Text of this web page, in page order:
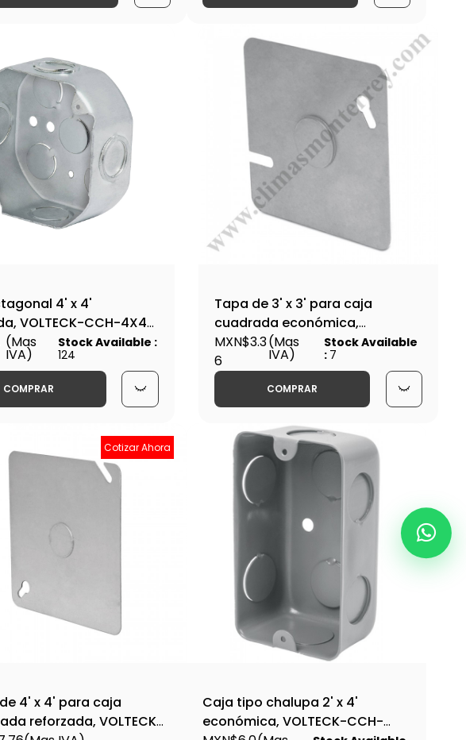
4' x 4'
VOLTECK-CCH-4X4O
(Mas
IVA)
Stock Available :
124
COMPRAR
Tapa de 3' x 3' para caja
cuadrada económica,
VOLTECK-TACH-3X3 / 45010
MXN$3.3
6
(Mas
IVA)
Stock Available
: 7
COMPRAR
Cotizar Ahora
4' x 4' para caja
reforzada, VOLTECK-
Caja tipo chalupa 2' x 4'
económica, VOLTECK-CCH-